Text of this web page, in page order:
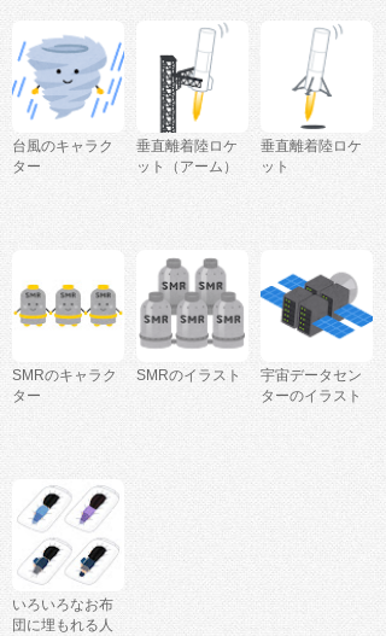
台風のキャラク
ター
垂直離着陸ロケ
ット（アーム）
垂直離着陸ロケ
ット
SMRのキャラク
ター
SMRのイラスト
宇宙データセン
ターのイラスト
いろいろなお布
団に埋もれる人